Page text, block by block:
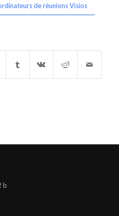
de réunions Visios
b